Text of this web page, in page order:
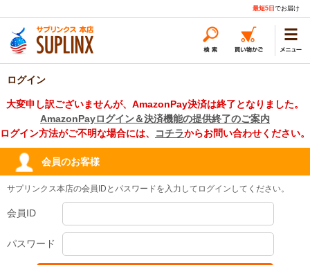
最短5日 でお届け
ログイン
大変申し訳ございませんが、AmazonPay決済は終了となりました。
AmazonPayログイン＆決済機能の提供終了のご案内
ログイン方法がご不明な場合には、
コチラからお問い合わせください。
会員のお客様
サプリンクス本店の会員IDとパスワードを入力してログインしてください。
会員ID
パスワード